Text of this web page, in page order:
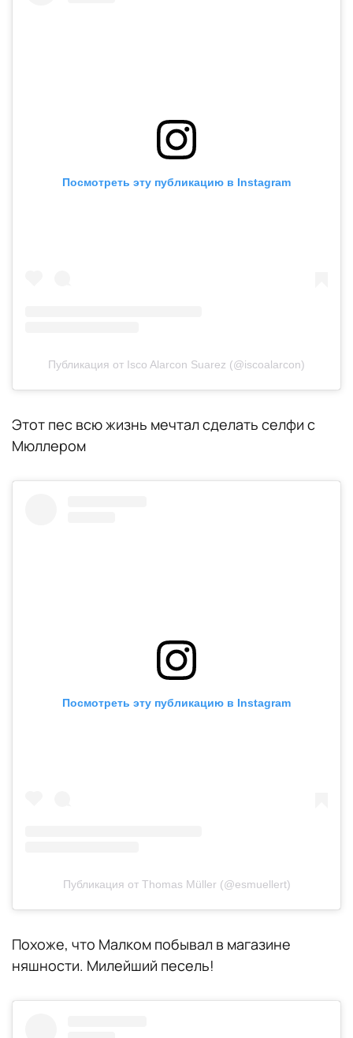
Посмотреть эту публикацию в Instagram
Публикация от Isco Alarcon Suarez (@iscoalarcon)
Этот пес всю жизнь мечтал сделать селфи с
Мюллером
Посмотреть эту публикацию в Instagram
Публикация от Thomas Müller (@esmuellert)
Похоже, что Малком побывал в магазине
няшности. Милейший песель!